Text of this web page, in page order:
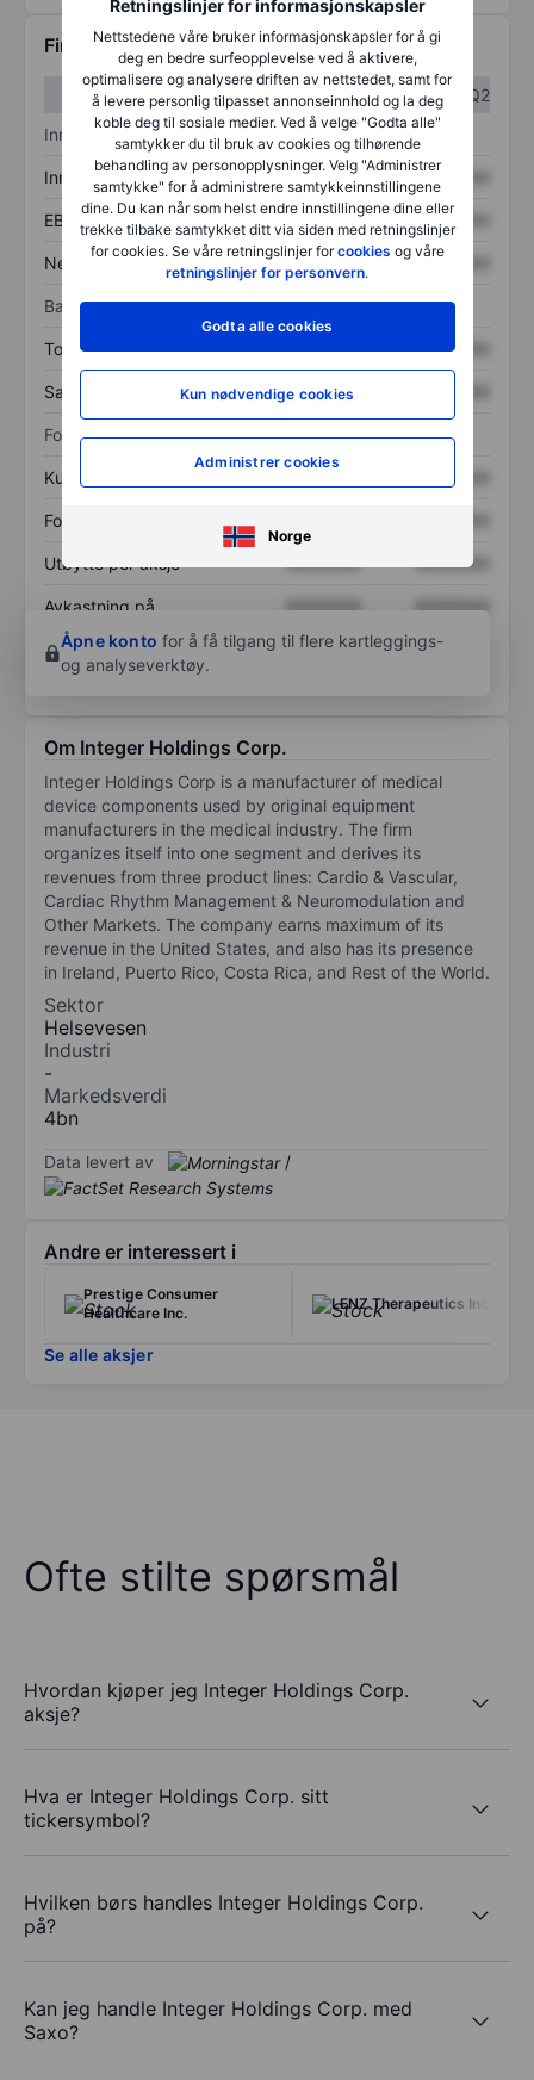
Retningslinjer for informasjonskapsler
Nettstedene våre bruker informasjonskapsler for å gi
deg en bedre surfeopplevelse ved å aktivere,
optimalisere og analysere driften av nettstedet, samt for
å levere personlig tilpasset annonseinnhold og la deg
koble deg til sosiale medier. Ved å velge "Godta alle"
samtykker du til bruk av cookies og tilhørende
behandling av personopplysninger. Velg "Administrer
samtykke" for å administrere samtykkeinnstillingene
dine. Du kan når som helst endre innstillingene dine eller
trekke tilbake samtykket ditt via siden med retningslinjer
for cookies. Se våre retningslinjer forcookies og våre
retningslinjer for personvern.
Godta alle cookies
Kun nødvendige cookies
Administrer cookies
Norge
Finansiell informasjon
Q1
Q2
Inntektsoversikt
Inntekter XXXXXXX XXXXXXX
EBITDA XXXXXXX XXXXXXX
Nettoinntekt XXXXXXX XXXXXXX
Balanse
Totale eiendeler XXXXXXX XXXXXXX
Samlet gjeld XXXXXXX
Forholdstall
Kurs/salg
Fortjeneste per aksje
Utbytte per aksje XXXXXXX XXXXXXX
Avkastning på
egenkapital
XXXXXXX
XXXXXXX
Åpne konto for å få tilgang til flere kartleggings-
og analyseverktøy.
Om Integer Holdings Corp.
Integer Holdings Corp is a manufacturer of medical
device components used by original equipment
manufacturers in the medical industry. The firm
organizes itself into one segment and derives its
revenues from three product lines: Cardio & Vascular,
Cardiac Rhythm Management & Neuromodulation and
Other Markets. The company earns maximum of its
revenue in the United States, and also has its presence
in Ireland, Puerto Rico, Costa Rica, and Rest of the World.
Sektor
Helsevesen
Industri
-
Markedsverdi
4bn
Data levert av /
Andre er interessert i
Prestige Consumer
Healthcare Inc.
LENZ Therapeutics Inc
Se alle aksjer
Ofte stilte spørsmål
Hvordan kjøper jeg Integer Holdings Corp.
aksje?
Hva er Integer Holdings Corp. sitt
tickersymbol?
Hvilken børs handles Integer Holdings Corp.
på?
Kan jeg handle Integer Holdings Corp. med
Saxo?